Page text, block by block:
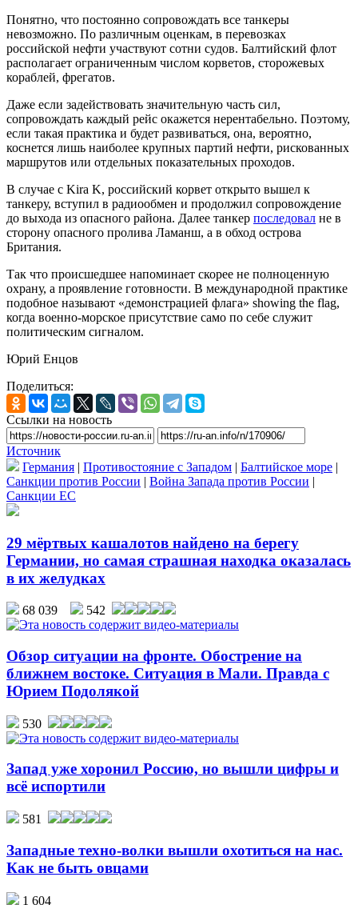
Понятно, что постоянно сопровождать все танкеры
невозможно. По различным оценкам, в перевозках
российской нефти участвуют сотни судов. Балтийский флот
располагает ограниченным числом корветов, сторожевых
кораблей, фрегатов.
Даже если задействовать значительную часть сил,
сопровождать каждый рейс окажется нерентабельно. Поэтому,
если такая практика и будет развиваться, она, вероятно,
коснется лишь наиболее крупных партий нефти, рискованных
маршрутов или отдельных показательных проходов.
В случае с Kira K, российский корвет открыто вышел к
танкеру, вступил в радиообмен и продолжил сопровождение
до выхода из опасного района. Далее танкер последовал не в
сторону опасного пролива Ламанш, а в обход острова
Британия.
Так что происшедшее напоминает скорее не полноценную
охрану, а проявление готовности. В международной практике
подобное называют «демонстрацией флага» showing the flag,
когда военно-морское присутствие само по себе служит
политическим сигналом.
Юрий Енцов
Поделиться:
Ссылки на новость
Источник
Германия | Противостояние с Западом | Балтийское море |
Санкции против России | Война Запада против России |
Санкции ЕС
29 мёpтвых кашалотов найдено на берегу
Германии, но самая страшная находка оказалась
в их желудках
68 039 542
Обзор ситуации на фронте. Обострение на
ближнем востоке. Ситуация в Мали. Правда с
Юрием Подолякой
530
Запад уже хоронил Россию, но вышли цифры и
всё испортили
581
Западные техно-волки вышли охотиться на нас.
Как не быть овцами
1 604